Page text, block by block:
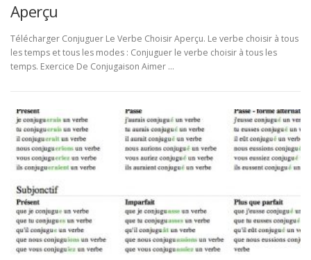
Aperçu
Télécharger Conjuguer Le Verbe Choisir Aperçu. Le verbe choisir à tous
les temps et tous les modes : Conjuguer le verbe choisir à tous les
temps. Exercice De Conjugaison Aimer …